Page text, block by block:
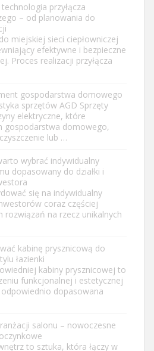
przyłącza
– od planowania do
miejskiej sieci ciepłowniczej
efektywne i bezpieczne
Proces realizacji przyłącza
gospodarstwa domowego
sprzętów AGD Sprzęty
elektryczne, które
gospodarstwa domowego,
lub …
wybrać indywidualny
dopasowany do działki i
się na indywidualny
coraz częściej
na rzecz unikalnych
kabinę prysznicową do
łazienki
kabiny prysznicowej to
funkcjonalnej i estetycznej
odpowiednio dopasowana
salonu – nowoczesne
to sztuka, która łączy w